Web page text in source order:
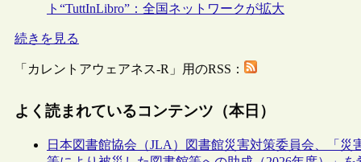
ト“TuttInLibro”：全国ネットワークが拡大
続きを見る
「カレントアウェアネス-R」用のRSS：
よく読まれているコンテンツ（本日）
日本図書館協会（JLA）図書館災害対策委員会、「災